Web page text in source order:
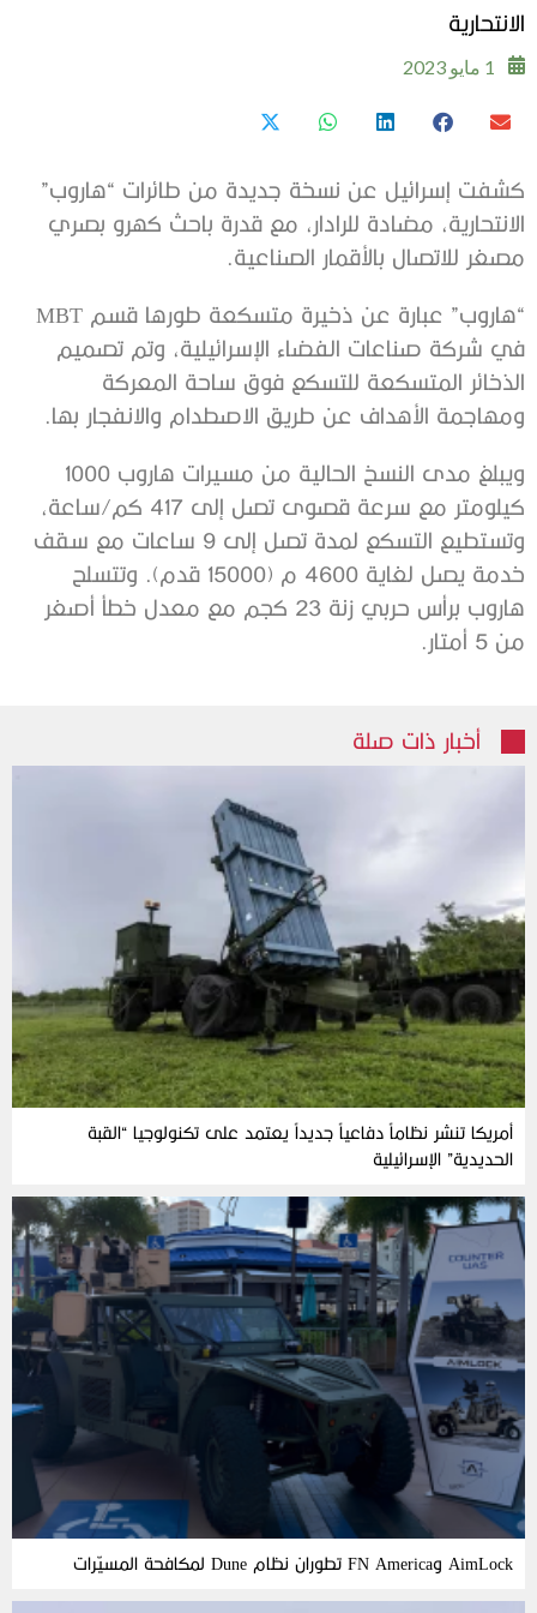
الانتحارية
1 مايو 2023
كشفت إسرائيل عن نسخة جديدة من طائرات “هاروب”
الانتحارية، مضادة للرادار، مع قدرة باحث كهرو بصري
مصغر للاتصال بالأقمار الصناعية.
“هاروب” عبارة عن ذخيرة متسكعة طورها قسم MBT
في شركة صناعات الفضاء الإسرائيلية، وتم تصميم
الذخائر المتسكعة للتسكع فوق ساحة المعركة
ومهاجمة الأهداف عن طريق الاصطدام والانفجار بها.
ويبلغ مدى النسخ الحالية من مسيرات هاروب 1000
كيلومتر مع سرعة قصوى تصل إلى 417 كم/ساعة،
وتستطيع التسكع لمدة تصل إلى 9 ساعات مع سقف
خدمة يصل لغاية 4600 م (15000 قدم). وتتسلح
هاروب برأس حربي زنة 23 كجم مع معدل خطأ أصغر
من 5 أمتار.
أخبار ذات صلة
أمريكا تنشر نظاماً دفاعياً جديداً يعتمد على تكنولوجيا “القبة
الحديدية” الإسرائيلية
AimLock وFN America تطوران نظام Dune لمكافحة المسيّرات